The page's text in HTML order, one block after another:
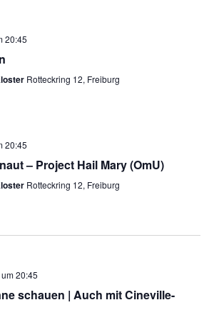
20:45
Rotteckring 12, Freiburg
20:45
– Project Hail Mary (OmU)
Rotteckring 12, Freiburg
20:45
schauen | Auch mit Cineville-